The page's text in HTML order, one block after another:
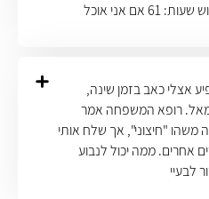
הופיע אצלי כאב בזמן שינה,
רופא המשפחה אמר
"חיצוני", אך שלח אותי
אחרים. ממה יכול לנבוע
לבעיי